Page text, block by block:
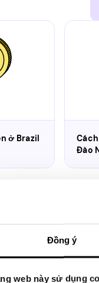
Đồng ý
web này sử dụng
ở Brazil
Đào
regarding